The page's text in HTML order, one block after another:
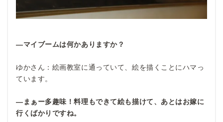
―マイブームは何かありますか？
ゆかさん：絵画教室に通っていて、絵を描くことにハマっ
ています。
―まぁー多趣味！料理もできて絵も描けて、あとはお嫁に
行くばかりですね。